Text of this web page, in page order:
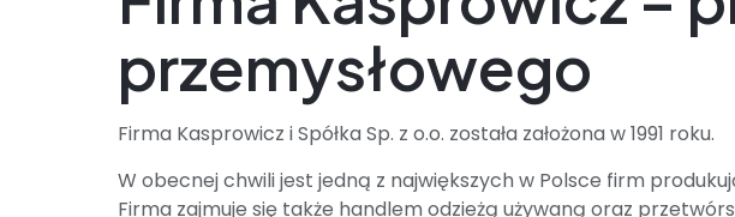
przemysłowego
Firma Kasprowicz i Spółka Sp. z o.o. została założona w 1991 roku.
W obecnej chwili jest jedną z największych w Polsce firm
Firma zajmuje się także handlem odzieżą używaną oraz